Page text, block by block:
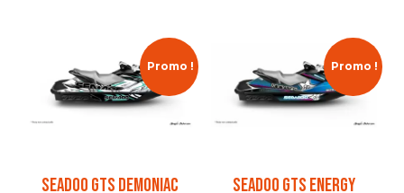
Promo !
SEADOO GTS DEMONIAC
Promo !
SEADOO GTS ENERGY